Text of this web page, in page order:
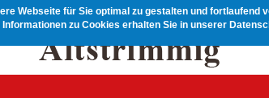
Webseite für Sie optimal zu gestalten und fortlaufend
Informationen zu Cookies erhalten Sie in unserer